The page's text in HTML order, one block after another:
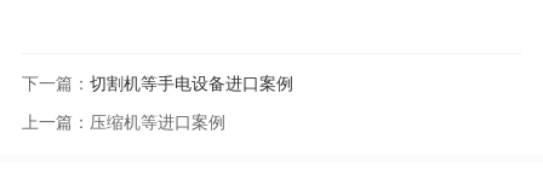
下一篇：切割机等手电设备进口案例
上一篇： 压缩机等进口案例